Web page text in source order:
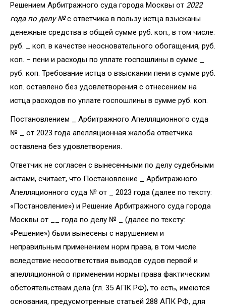
Решением Арбитражного суда города Москвы от 2022
года по делу №с ответчика в пользу истца взысканы
денежные средства в общей сумме руб. коп., в том числе:
руб. _ коп. в качестве неосновательного обогащения, руб.
коп. – пени и расходы по уплате госпошлины в сумме _
руб. коп. Требование истца о взыскании пени в сумме руб.
коп. оставлено без удовлетворения с отнесением на
истца расходов по уплате госпошлины в сумме руб. коп.
Постановлением _ Арбитражного Апелляционного суда
№ _ от 2023 года апелляционная жалоба ответчика
оставлена без удовлетворения.
Ответчик не согласен с вынесенными по делу судебными
актами, считает, что Постановление _ Арбитражного
Апелляционного суда № от _ 2023 года (далее по тексту:
«Постановление») и Решение Арбитражного суда города
Москвы от __ года по делу № _ (далее по тексту:
«Решение») были вынесены с нарушением и
неправильным применением норм права, в том числе
вследствие несоответствия выводов судов первой и
апелляционной о применении нормы права фактическим
обстоятельствам дела (гл. 35 АПК РФ), то есть, имеются
основания, предусмотренные статьей 288 АПК РФ, для